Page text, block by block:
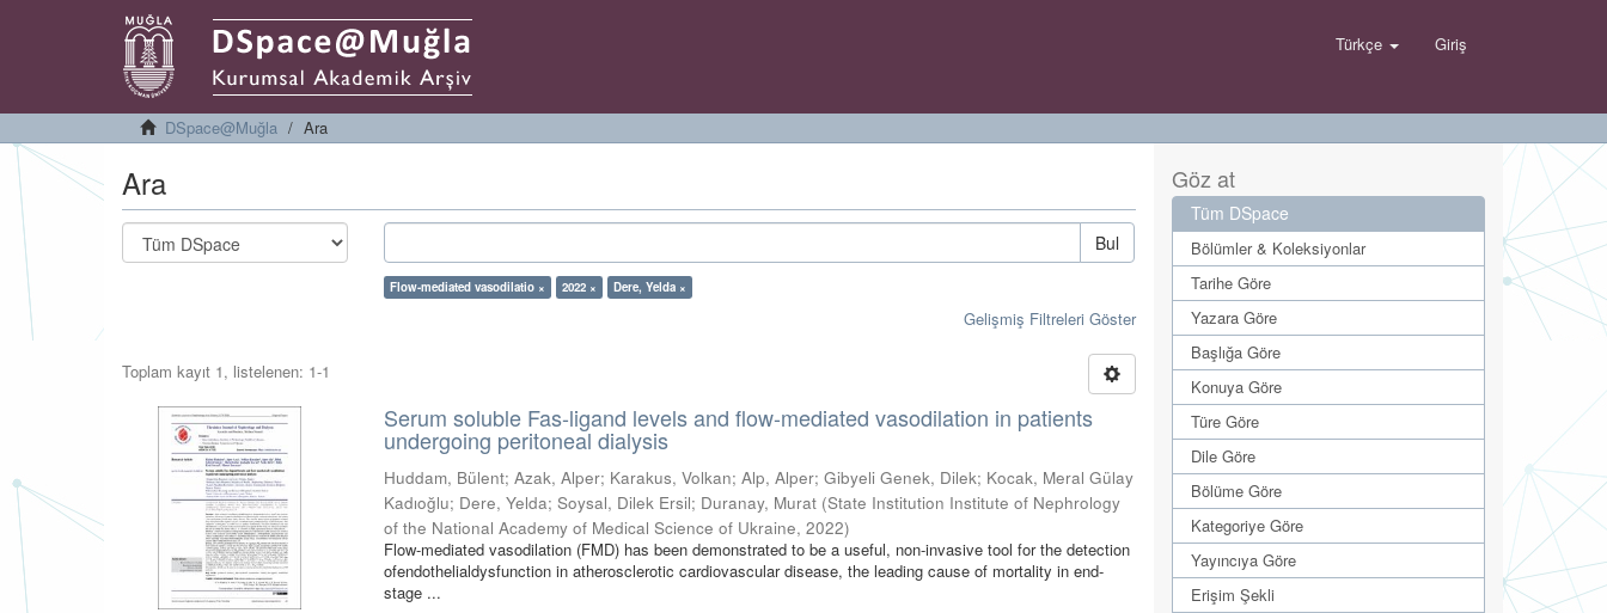
Türkçe Giriş
DSpace@Muğla Ara
Ara
Bul
Flow-mediated vasodilatio × 2022 × Dere, Yelda ×
Gelişmiş Filtreleri Göster
Toplam kayıt 1, listelenen: 1-1
Serum soluble Fas-ligand levels and flow-mediated vasodilation in patients
undergoing peritoneal dialysis
Huddam, Bülent;Azak, Alper; Karakus, Volkan;Alp, Alper;Gibyeli Genek, Dilek; Kocak, Meral Gülay
Kadıoğlu; Dere, Yelda;Soysal, Dilek Ersil; Duranay, Murat (State Institution Institute of Nephrology
of the National Academy of Medical Science of Ukraine,2022)
Flow-mediated vasodilation (FMD) has been demonstrated to be a useful, non-invasive tool for the detection
ofendothelialdysfunction in atherosclerotic cardiovascular disease, the leading cause of mortality in end-
stage ...
Göz at
Tüm DSpace
Bölümler & Koleksiyonlar
Tarihe Göre
Yazara Göre
Başlığa Göre
Konuya Göre
Türe Göre
Dile Göre
Bölüme Göre
Kategoriye Göre
Yayıncıya Göre
Erişim Şekli